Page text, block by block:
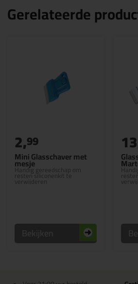
Gerelateerde
Mini Glasschaver met
mesje
Handig gereedschap om
resten siliconenkit te
verwijderen
2,99
Bekijken